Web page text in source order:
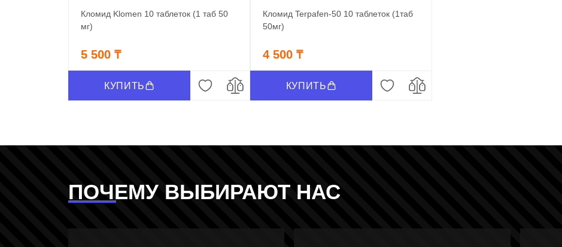
Кломид Klomen 10 таблеток (1 таб 50
мг)
5 500 ₸
КУПИТЬ
Кломид Terpafen-50 10 таблеток (1таб
50мг)
4 500 ₸
КУПИТЬ
ПОЧЕМУ ВЫБИРАЮТ НАС